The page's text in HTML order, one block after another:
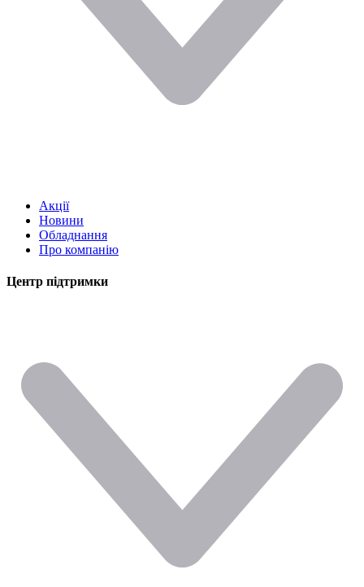
Акції
Новини
Обладнання
Про компанію
Центр підтримки